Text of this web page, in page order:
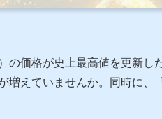
の価格が史上最高値を更新し
増えていませんか。同時に、